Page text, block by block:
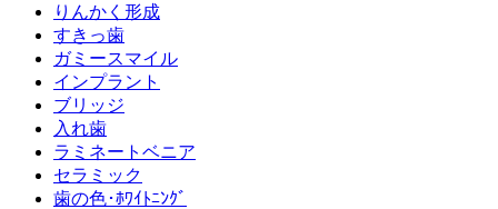
りんかく形成
すきっ歯
ガミースマイル
インプラント
ブリッジ
入れ歯
ラミネートベニア
セラミック
歯の色･ﾎﾜｲﾄﾆﾝｸﾞ